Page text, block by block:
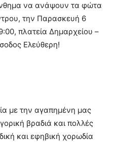
να ανάψουν τα φώτα
την Παρασκευή 6
πλατεία Δημαρχείου –
Ελεύθερη!
με την αγαπημένη μας
βραδιά και πολλές
και εφηβική χορωδία